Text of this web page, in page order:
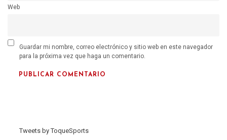
Web
Guardar mi nombre, correo electrónico y sitio web en este navegador
para la próxima vez que haga un comentario.
Tweets by ToqueSports